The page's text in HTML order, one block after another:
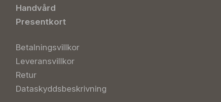
Handvård
Presentkort
Betalningsvillkor
Leveransvillkor
Retur
Dataskyddsbeskrivning